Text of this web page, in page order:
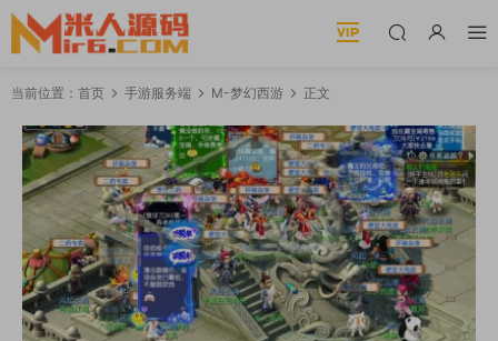
当前位置： 首页 手游服务端 M-梦幻西游 正文